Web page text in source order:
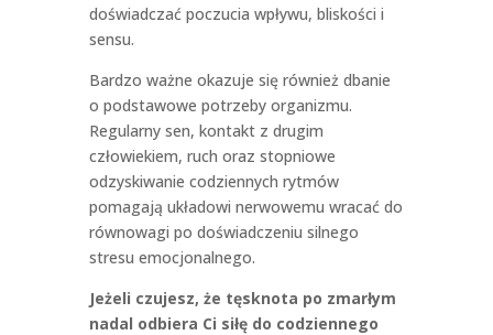
doświadczać poczucia wpływu, bliskości i
sensu.
Bardzo ważne okazuje się również dbanie
o podstawowe potrzeby organizmu.
Regularny sen, kontakt z drugim
człowiekiem, ruch oraz stopniowe
odzyskiwanie codziennych rytmów
pomagają układowi nerwowemu wracać do
równowagi po doświadczeniu silnego
stresu emocjonalnego.
Jeżeli czujesz, że tęsknota po zmarłym
nadal odbiera Ci siłę do codziennego